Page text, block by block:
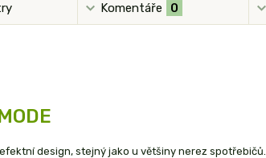
Komentáře 0
design, stejný jako u většiny nerez spotřebičů.